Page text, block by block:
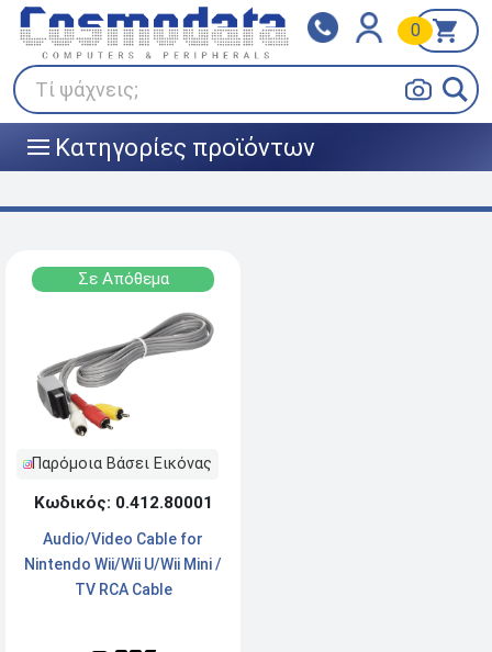
Τί ψάχνεις;
0
||| Κατηγορίες προϊόντων
Klarna
Πληρώστε σε 3
άτοκες δόσεις
BOX NOW
Σε Απόθεμα
Παρόμοια Βάσει Εικόνας
Κωδικός: 0.412.80001
Audio/Video Cable for
Nintendo Wii/Wii U/Wii Mini /
TV RCA Cable